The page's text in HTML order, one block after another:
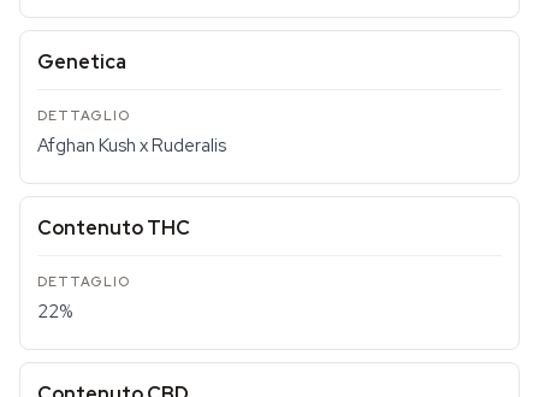
Genetica
Afghan Kush x Ruderalis
Contenuto THC
22%